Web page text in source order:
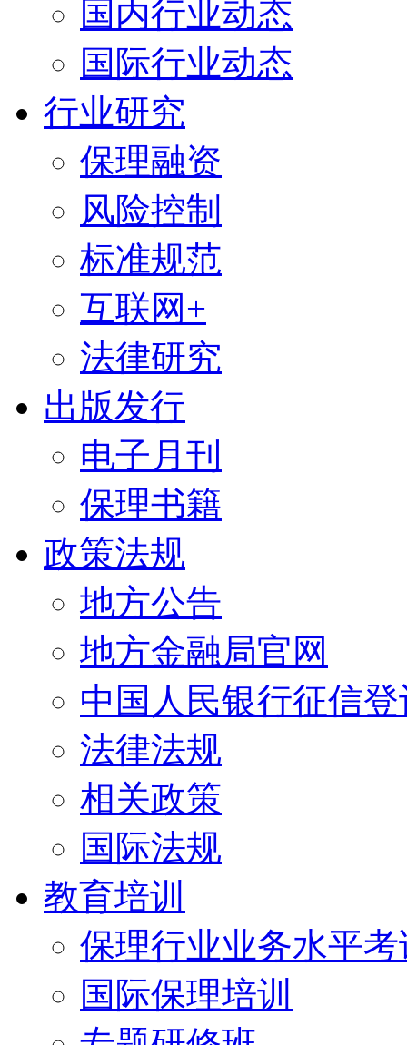
国内行业动态
国际行业动态
行业研究
保理融资
风险控制
标准规范
互联网+
法律研究
出版发行
电子月刊
保理书籍
政策法规
地方公告
地方金融局官网
中国人民银行征信
法律法规
相关政策
国际法规
教育培训
保理行业业务水平
国际保理培训